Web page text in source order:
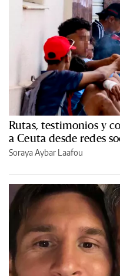
Rutas, testimonios y
a Ceuta desde redes
Soraya Aybar Laafou